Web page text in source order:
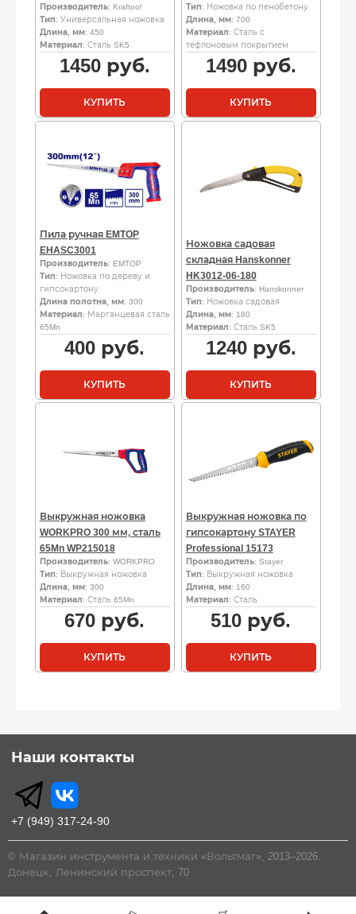
Производитель: Kraftool
Тип: Универсальная ножовка
Длина, мм: 450
Материал: Сталь SK5
1450руб.
КУПИТЬ
Тип: Ножовка по пенобетону
Длина, мм: 700
Материал: Сталь с
тефлоновым покрытием
1490руб.
КУПИТЬ
Пила ручная EMTOP
EHASC3001
Производитель: EMTOP
Тип: Ножовка по дереву и
гипсокартону
Длина полотна, мм: 300
Материал: Марганцевая сталь
65Mn
400 руб.
КУПИТЬ
Ножовка садовая
складная Hanskonner
HK3012-06-180
Производитель: Hanskonner
Тип: Ножовка садовая
Длина, мм: 180
Материал: Сталь SK5
1240руб.
КУПИТЬ
Выкружная ножовка
WORKPRO 300 мм, сталь
65Mn WP215018
Производитель: WORKPRO
Тип: Выкружная ножовка
Длина, мм: 300
Материал: Сталь 65Mn
670 руб.
КУПИТЬ
Выкружная ножовка по
гипсокартону STAYER
Professional 15173
Производитель: Stayer
Тип: Выкружная ножовка
Длина, мм: 160
Материал: Сталь
510 руб.
КУПИТЬ
Наши контакты
+7 (949) 317-24-90
© Магазин инструмента и техники «Вольтмаг», 2013–2026.
Донецк, Ленинский проспект, 70